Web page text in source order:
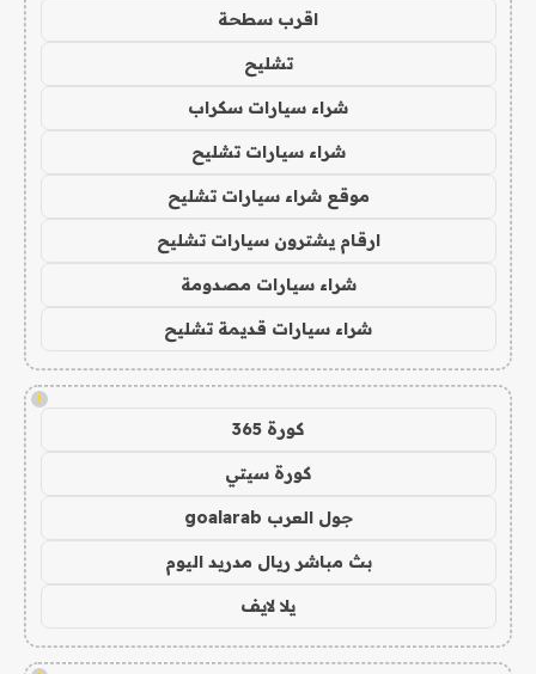
اقرب سطحة
تشليح
شراء سيارات سكراب
شراء سيارات تشليح
موقع شراء سيارات تشليح
ارقام يشترون سيارات تشليح
شراء سيارات مصدومة
شراء سيارات قديمة تشليح
!
كورة 365
كورة سيتي
جول العرب goalarab
بث مباشر ريال مدريد اليوم
يلا لايف